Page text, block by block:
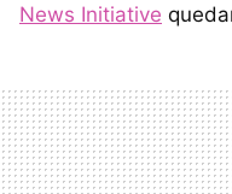
News Initiative